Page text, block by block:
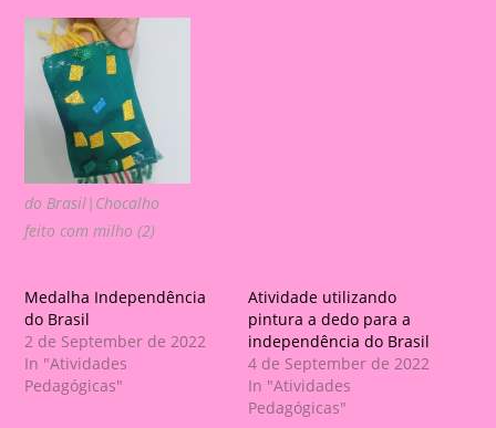
do Brasil|Chocalho
feito com milho (2)
Medalha Independência
do Brasil
2 de September de 2022
In "Atividades
Pedagógicas"
Atividade utilizando
pintura a dedo para a
independência do Brasil
4 de September de 2022
In "Atividades
Pedagógicas"